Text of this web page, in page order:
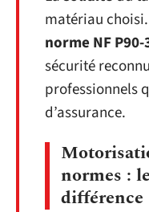
matériau
norme NF P90-
sécurité
professionnels
d’assurance.
normes :
différence